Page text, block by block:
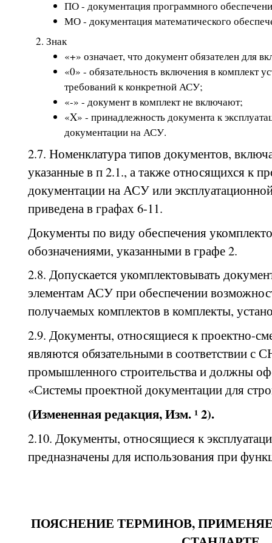
ПО - документация программного
МО - документация математического
Знак
«+» означает, что документ обязателен для
«0» - обязательность включения в комплект
требований к конкретной АСУ;
«-» - документ в комплект не включают;
«X» - принадлежность документа к
документации на АСУ.
2.7. Номенклатура типов документов,
указанные в п 2.1., а также относящихся к
документации на АСУ или
приведена в графах 6-11.
Документы по виду обеспечения
обозначениями, указанными в графе 2.
2.8. Допускается укомплектовывать
элементам АСУ при обеспечении
получаемых комплектов в комплекты,
2.9. Документы, относящиеся к проектно-
являются обязательными в соответствии с
промышленного строительства и должны
«Системы проектной документации для
(Измененная редакция, Изм. ¹ 2).
2.10. Документы, относящиеся к
предназначены для использования при
ПОЯСНЕНИЕ ТЕРМИНОВ,